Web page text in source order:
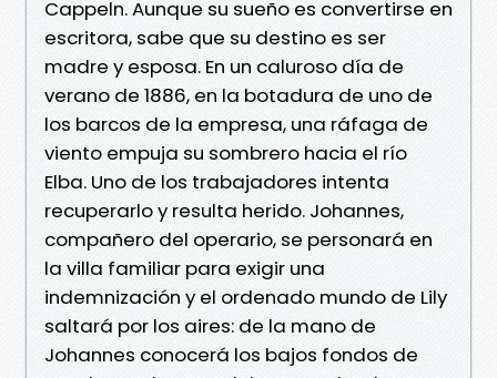
Cappeln. Aunque su sueño es convertirse en
escritora, sabe que su destino es ser
madre y esposa. En un caluroso día de
verano de 1886, en la botadura de uno de
los barcos de la empresa, una ráfaga de
viento empuja su sombrero hacia el río
Elba. Uno de los trabajadores intenta
recuperarlo y resulta herido. Johannes,
compañero del operario, se personará en
la villa familiar para exigir una
indemnización y el ordenado mundo de Lily
saltará por los aires: de la mano de
Johannes conocerá los bajos fondos de